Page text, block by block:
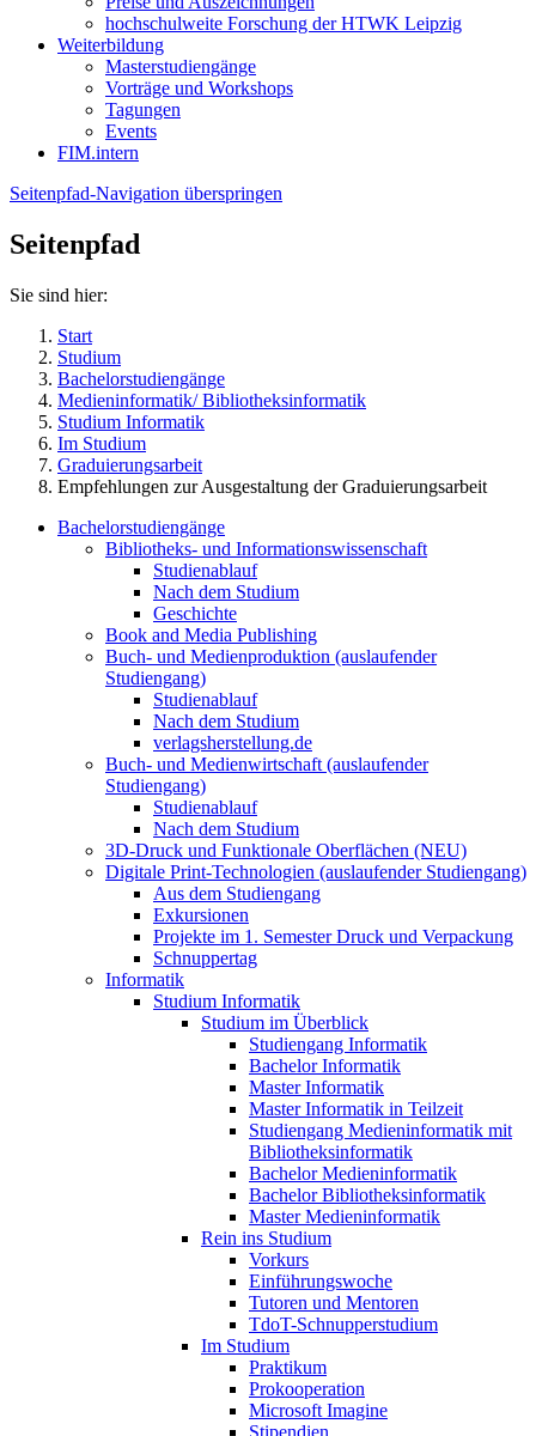
hochschulweite Forschung der HTWK Leipzig
Weiterbildung
Masterstudiengänge
Vorträge und Workshops
Tagungen
Events
FIM.intern
Seitenpfad-Navigation überspringen
Seitenpfad
Sie sind hier:
Start
Studium
Bachelorstudiengänge
Medieninformatik/ Bibliotheksinformatik
Studium Informatik
Im Studium
Graduierungsarbeit
Empfehlungen zur Ausgestaltung der Graduierungsarbeit
Bachelorstudiengänge
Bibliotheks- und Informationswissenschaft
Studienablauf
Nach dem Studium
Geschichte
Book and Media Publishing
Buch- und Medienproduktion (auslaufender
Studiengang)
Studienablauf
Nach dem Studium
verlagsherstellung.de
Buch- und Medienwirtschaft (auslaufender
Studiengang)
Studienablauf
Nach dem Studium
3D-Druck und Funktionale Oberflächen (NEU)
Digitale Print-Technologien (auslaufender Studiengang)
Aus dem Studiengang
Exkursionen
Projekte im 1. Semester Druck und Verpackung
Schnuppertag
Informatik
Studium Informatik
Studium im Überblick
Studiengang Informatik
Bachelor Informatik
Master Informatik
Master Informatik in Teilzeit
Studiengang Medieninformatik mit
Bibliotheksinformatik
Bachelor Medieninformatik
Bachelor Bibliotheksinformatik
Master Medieninformatik
Rein ins Studium
Vorkurs
Einführungswoche
Tutoren und Mentoren
TdoT-Schnupperstudium
Im Studium
Praktikum
Prokooperation
Microsoft Imagine
Stipendien